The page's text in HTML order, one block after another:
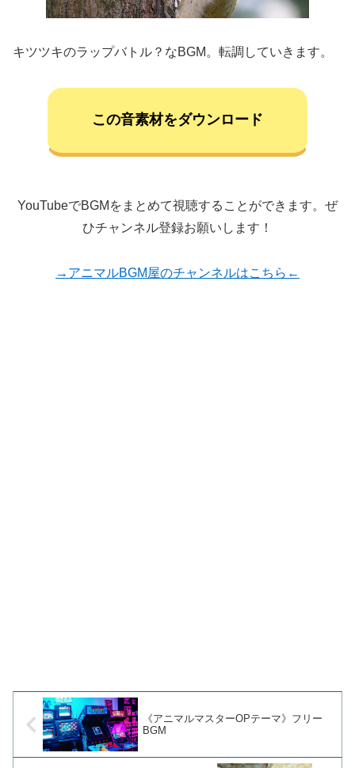
キツツキのラップバトル？なBGM。転調していきます。
この音素材をダウンロード
YouTubeでBGMをまとめて視聴することができます。ぜ
ひチャンネル登録お願いします！
→アニマルBGM屋のチャンネルはこちら←
《アニマルマスターOPテーマ》フリー
BGM